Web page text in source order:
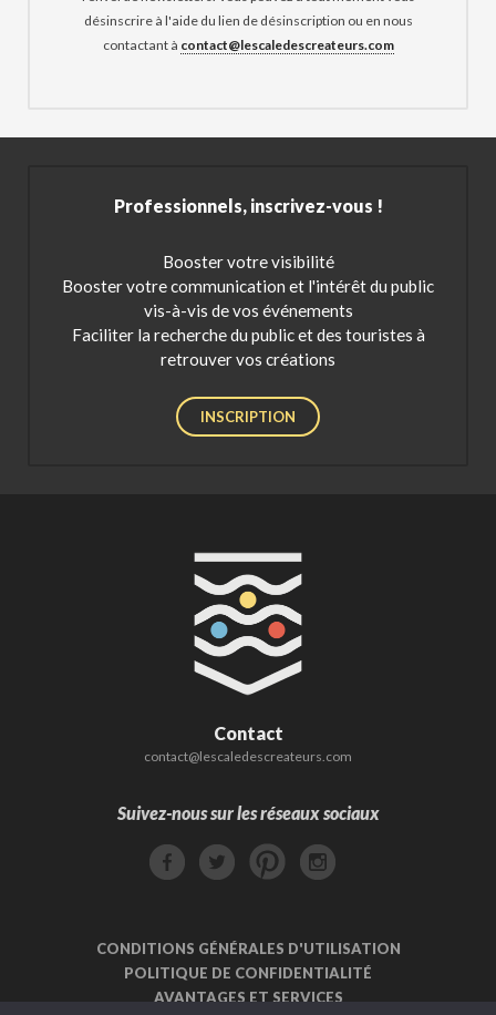
désinscrire à l'aide du lien de désinscription ou en nous
contactant à contact@lescaledescreateurs.com
Professionnels, inscrivez-vous !
Booster votre visibilité
Booster votre communication et l'intérêt du public
vis-à-vis de vos événements
Faciliter la recherche du public et des touristes à
retrouver vos créations
INSCRIPTION
Contact
contact@lescaledescreateurs.com
Suivez-nous sur les réseaux sociaux
CONDITIONS GÉNÉRALES D'UTILISATION
POLITIQUE DE CONFIDENTIALITÉ
AVANTAGES ET SERVICES